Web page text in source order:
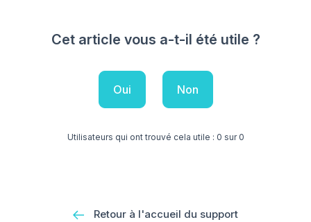
Cet article vous a-t-il été utile ?
Oui Non
Utilisateurs qui ont trouvé cela utile : 0 sur 0
Retour à l'accueil du support